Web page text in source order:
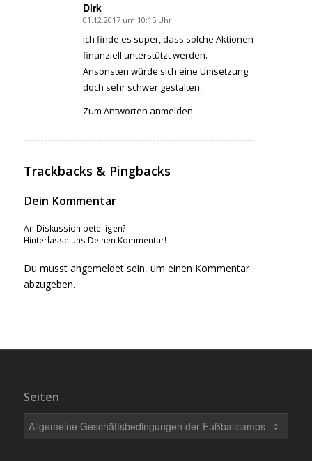
Dirk
sagte:
01.12.2017 um 10:15 Uhr
Ich finde es super, dass solche Aktionen
finanziell unterstützt werden.
Ansonsten würde sich eine Umsetzung
doch sehr schwer gestalten.
Zum Antworten anmelden
Trackbacks & Pingbacks
Dein Kommentar
An Diskussion beteiligen?
Hinterlasse uns Deinen Kommentar!
Du musst angemeldetsein, um einen Kommentar
abzugeben.
Seiten